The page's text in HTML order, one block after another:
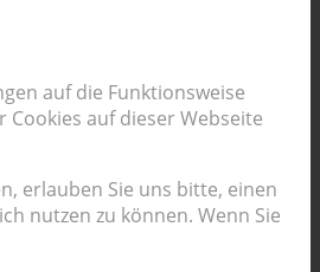
auf die Funktionsweise
auf dieser Webseite
erlauben Sie uns bitte, einen
nutzen zu können. Wenn Sie